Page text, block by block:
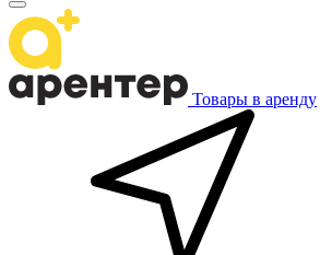
Товары в аренду